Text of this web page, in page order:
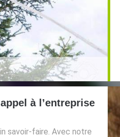
à l’entreprise
savoir-faire. Avec notre